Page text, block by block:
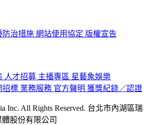
防治措施 網站使用協定 版權宣告
人才招募 主播專區 星藝象娛樂
招標 業務服務 官方聲明 獲獎紀錄／認證
Inc. All Rights Reserved. 台北市內湖區瑞
股份有限公司